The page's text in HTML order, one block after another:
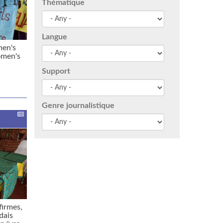
Thématique
Langue
Support
Genre journalistique